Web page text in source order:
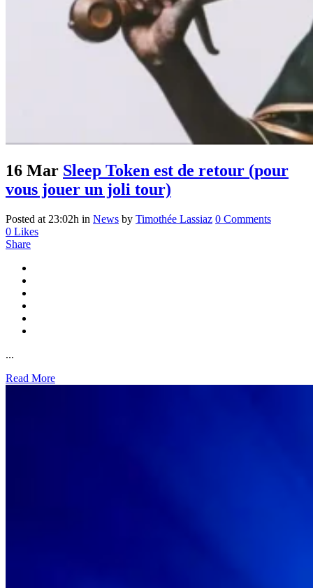
16 Mar Sleep Token est de retour (pour
vous jouer un joli tour)
Posted at 23:02h in News by Timothée Lassiaz 0 Comments
0 Likes
Share
...
Read More